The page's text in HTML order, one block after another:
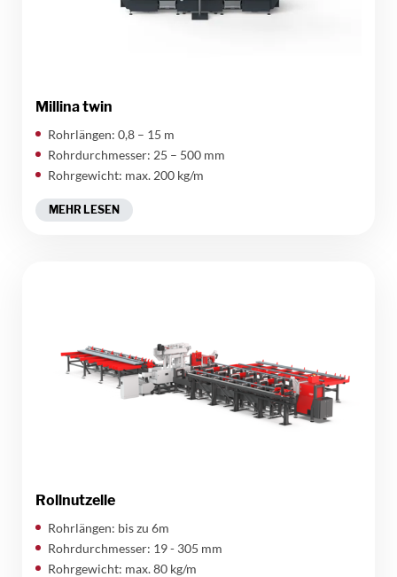
Millina twin
Rohrlängen: 0,8 – 15 m
Rohrdurchmesser: 25 – 500 mm
Rohrgewicht: max. 200 kg/m
MEHR LESEN
Rollnutzelle
Rohrlängen: bis zu 6m
Rohrdurchmesser: 19 - 305 mm
Rohrgewicht: max. 80 kg/m